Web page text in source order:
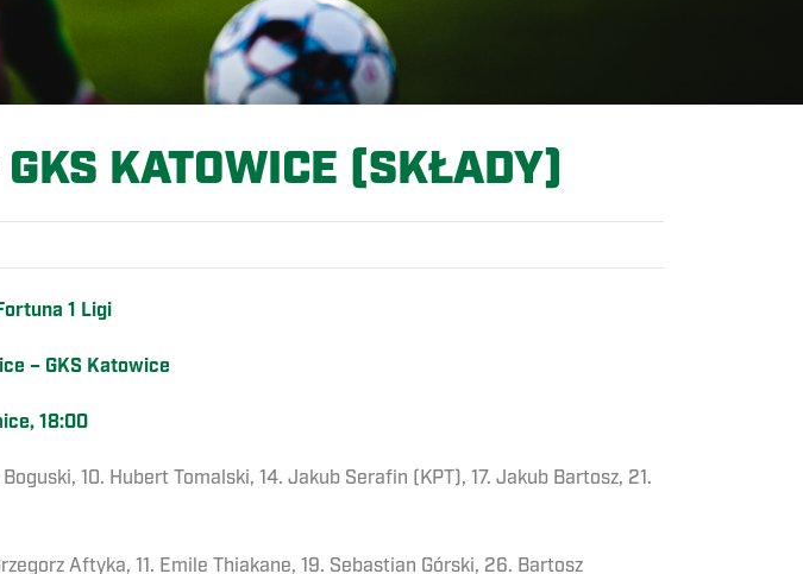
KATOWICE (SKŁADY)
1 Ligi
– GKS Katowice
18:00
10. Hubert Tomalski, 14. Jakub Serafin (KPT), 17. Jakub Bartosz, 21.
Aftyka, 11. Emile Thiakane, 19. Sebastian Górski, 26. Bartosz